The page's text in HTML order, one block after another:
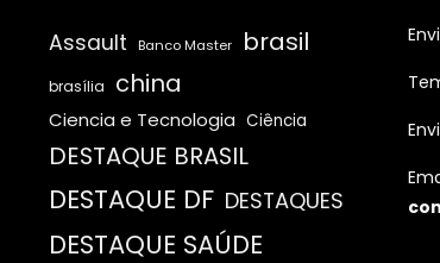
Assault Banco Master brasil
brasília china
Ciencia e Tecnologia Ciência
DESTAQUE BRASIL
DESTAQUE DF DESTAQUES
DESTAQUE SAÚDE